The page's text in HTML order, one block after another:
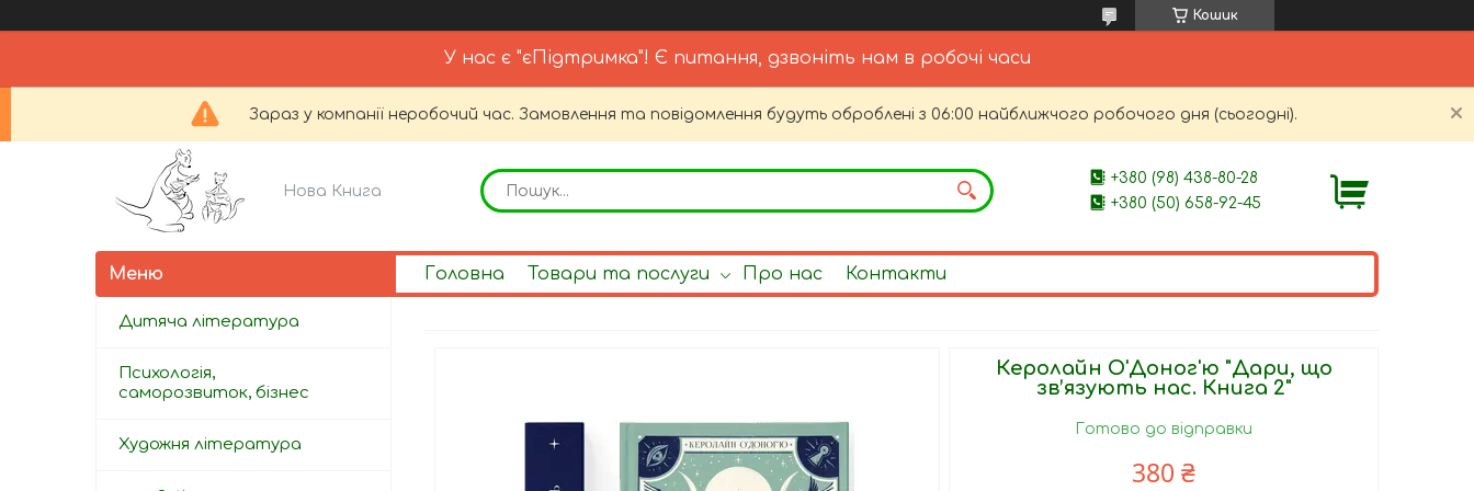
Кошик
У нас є "єПідтримка"! Є питання, дзвоніть нам в робочі часи
Зараз у компанії неробочий час. Замовлення та повідомлення будуть оброблені з 06:00 найближчого робочого дня (сьогодні).
Нова Книга
+380 (98) 438-80-28
+380 (50) 658-92-45
Головна Товари та послуги Про нас Контакти
Керолайн О'Доног'ю "Дари, що
зв’язують нас. Книга 2"
Готово до відправки
380 ₴
Дитяча література
Психологія,
саморозвиток, бізнес
Художня література